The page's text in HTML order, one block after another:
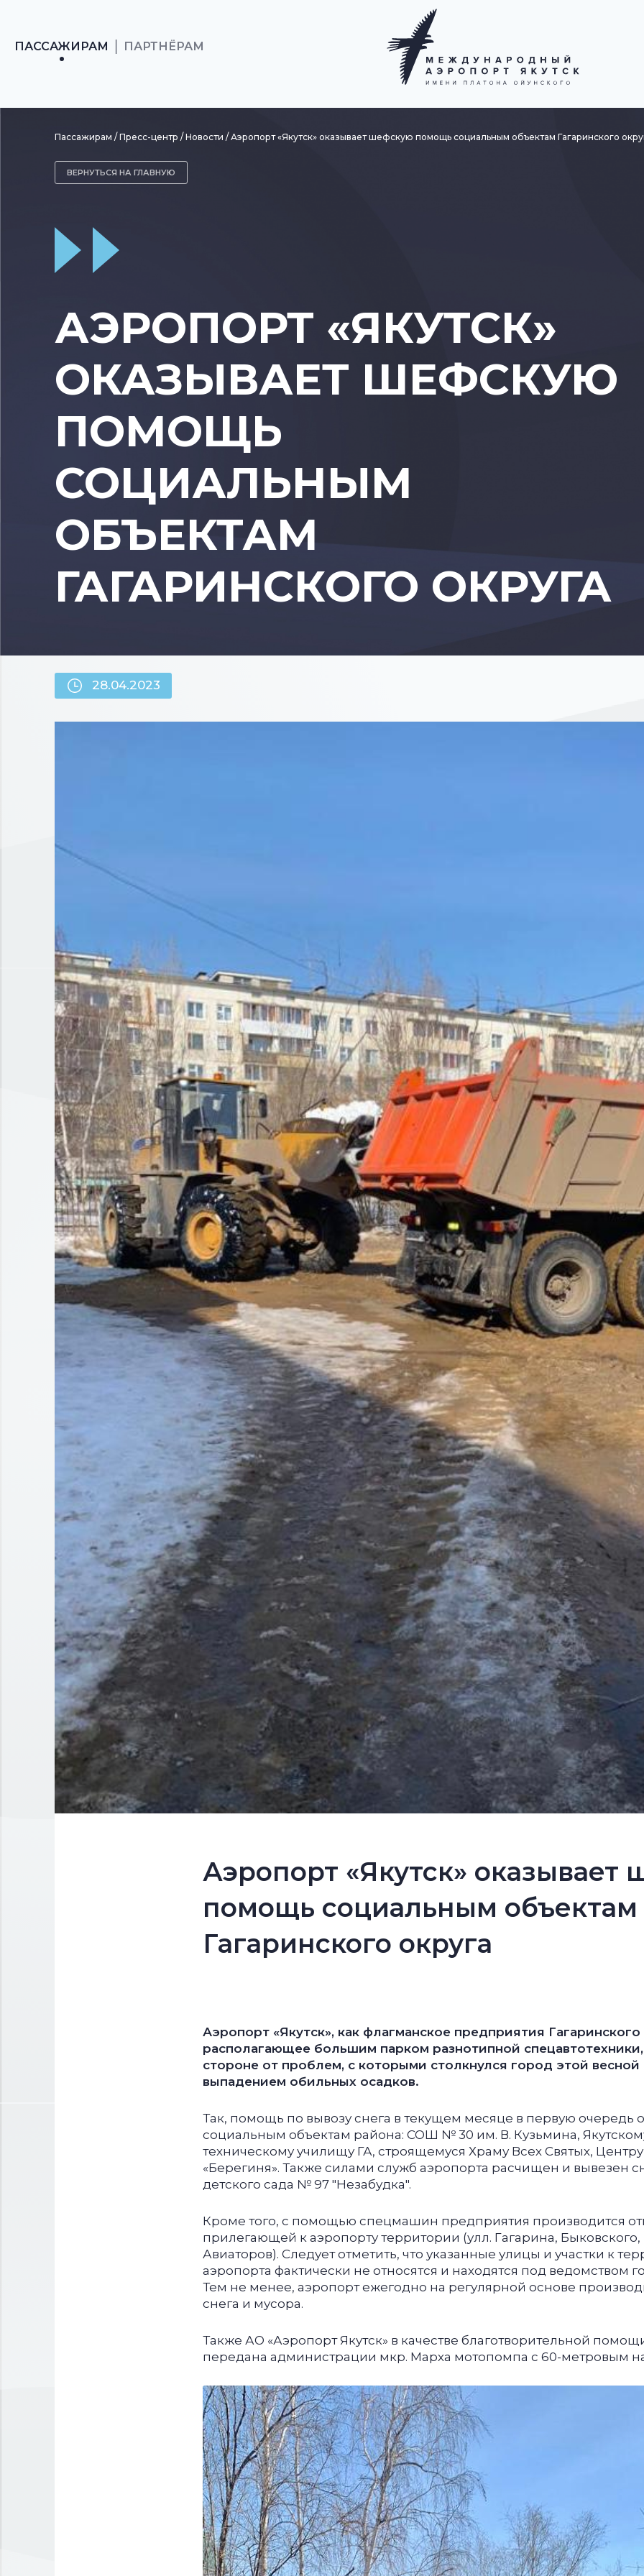
ПАССАЖИРАМ ПАРТНЁРАМ
Пассажирам Пресс-центр Новости Аэропорт «Якутск» оказывает шефскую помощь социальным объектам Гагаринского
ВЕРНУТЬСЯ НА ГЛАВНУЮ
АЭРОПОРТ «ЯКУТСК»
ОКАЗЫВАЕТ ШЕФСКУЮ
ПОМОЩЬ
СОЦИАЛЬНЫМ
ОБЪЕКТАМ
ГАГАРИНСКОГО ОКРУГА
28.04.2023
Аэропорт «Якутск» оказывает
помощь социальным объектам
Гагаринского округа
Аэропорт «Якутск», как флагманское предприятия Гагаринского
располагающее большим парком разнотипной спецавтотехники,
стороне от проблем, с которыми столкнулся город этой весной
выпадением обильных осадков.
Так, помощь по вывозу снега в текущем месяце в первую очередь
социальным объектам района: СОШ № 30 им. В. Кузьмина,
техническому училищу ГА, строящемуся Храму Всех Святых,
«Берегиня». Также силами служб аэропорта расчищен и вывезен
детского сада № 97 "Незабудка".
Кроме того, с помощью спецмашин предприятия производится
прилегающей к аэропорту территории (улл. Гагарина, Быковского,
Авиаторов). Следует отметить, что указанные улицы и участки к
аэропорта фактически не относятся и находятся под ведомством
Тем не менее, аэропорт ежегодно на регулярной основе
снега и мусора.
Также АО «Аэропорт Якутск» в качестве благотворительной
передана администрации мкр. Марха мотопомпа с 60-метровым